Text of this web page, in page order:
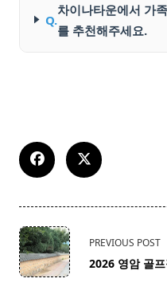
Q.
차이나타운에서 가
를 추천해주세요.
<span
class="nav-
subtitle
PREVIOUS POST
2026 영암 골